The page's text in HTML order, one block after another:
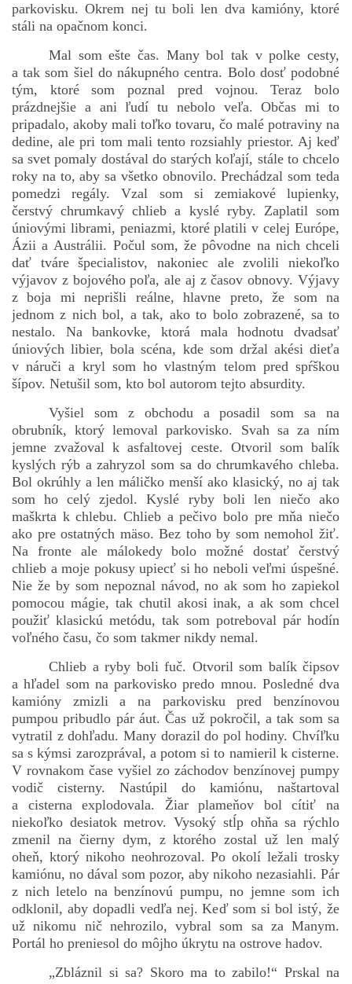
Príbehy a poviedky na tejto stránke sú duševným
vlastníctvom autorov. Všetky práva vyhradené.
© 2026 eStránky.sk RSS WebSlice Aktualizované 5. 8. 2026
Hore ↑
parkovisku. Okrem nej tu boli len dva kamióny, ktoré
stáli na opačnom konci.
Mal som ešte čas. Many bol tak v polke cesty,
a tak som šiel do nákupného centra. Bolo dosť podobné
tým, ktoré som poznal pred vojnou. Teraz bolo
prázdnejšie a ani ľudí tu nebolo veľa. Občas mi to
pripadalo, akoby mali toľko tovaru, čo malé potraviny na
dedine, ale pri tom mali tento rozsiahly priestor. Aj keď
sa svet pomaly dostával do starých koľají, stále to chcelo
roky na to, aby sa všetko obnovilo. Prechádzal som teda
pomedzi regály. Vzal som si zemiakové lupienky,
čerstvý chrumkavý chlieb a kyslé ryby. Zaplatil som
úniovými librami, peniazmi, ktoré platili v celej Európe,
Ázii a Austrálii. Počul som, že pôvodne na nich chceli
dať tváre špecialistov, nakoniec ale zvolili niekoľko
výjavov z bojového poľa, ale aj z časov obnovy. Výjavy
z boja mi neprišli reálne, hlavne preto, že som na
jednom z nich bol, a tak, ako to bolo zobrazené, sa to
nestalo. Na bankovke, ktorá mala hodnotu dvadsať
úniových libier, bola scéna, kde som držal akési dieťa
v náruči a kryl som ho vlastným telom pred spŕškou
šípov. Netušil som, kto bol autorom tejto absurdity.
Vyšiel som z obchodu a posadil som sa na
obrubník, ktorý lemoval parkovisko. Svah sa za ním
jemne zvažoval k asfaltovej ceste. Otvoril som balík
kyslých rýb a zahryzol som sa do chrumkavého chleba.
Bol okrúhly a len máličko menší ako klasický, no aj tak
som ho celý zjedol. Kyslé ryby boli len niečo ako
maškrta k chlebu. Chlieb a pečivo bolo pre mňa niečo
ako pre ostatných mäso. Bez toho by som nemohol žiť.
Na fronte ale málokedy bolo možné dostať čerstvý
chlieb a moje pokusy upiecť si ho neboli veľmi úspešné.
Nie že by som nepoznal návod, no ak som ho zapiekol
pomocou mágie, tak chutil akosi inak, a ak som chcel
použiť klasickú metódu, tak som potreboval pár hodín
voľného času, čo som takmer nikdy nemal.
Chlieb a ryby boli fuč. Otvoril som balík čipsov
a hľadel som na parkovisko predo mnou. Posledné dva
kamióny zmizli a na parkovisku pred benzínovou
pumpou pribudlo pár áut. Čas už pokročil, a tak som sa
vytratil z dohľadu. Many dorazil do pol hodiny. Chvíľku
sa s kýmsi zarozprával, a potom si to namieril k cisterne.
V rovnakom čase vyšiel zo záchodov benzínovej pumpy
vodič cisterny. Nastúpil do kamiónu, naštartoval
a cisterna explodovala. Žiar plameňov bol cítiť na
niekoľko desiatok metrov. Vysoký stĺp ohňa sa rýchlo
zmenil na čierny dym, z ktorého zostal už len malý
oheň, ktorý nikoho neohrozoval. Po okolí ležali trosky
kamiónu, no dával som pozor, aby nikoho nezasiahli. Pár
z nich letelo na benzínovú pumpu, no jemne som ich
odklonil, aby dopadli vedľa nej. Keď som si bol istý, že
už nikomu nič nehrozilo, vybral som sa za Manym.
Portál ho preniesol do môjho úkrytu na ostrove hadov.
„Zbláznil si sa? Skoro ma to zabilo!“ Prskal na